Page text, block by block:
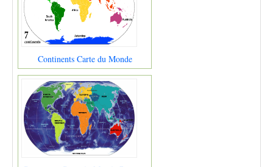
Continents Carte du Monde